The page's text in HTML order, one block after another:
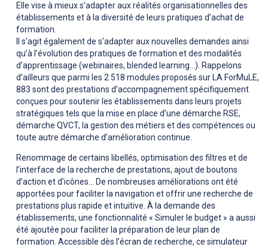
Elle vise à mieux s’adapter aux réalités organisationnelles des
établissements et à la diversité de leurs pratiques d’achat de
formation.
Il s’agit également de s’adapter aux nouvelles demandes ainsi
qu’à l’évolution des pratiques de formation et des modalités
d’apprentissage (webinaires, blended learning…). Rappelons
d’ailleurs que parmi les 2 518 modules proposés sur LA ForMuLE,
883 sont des prestations d’accompagnement spécifiquement
conçues pour soutenir les établissements dans leurs projets
stratégiques tels que la mise en place d’une démarche RSE,
démarche QVCT, la gestion des métiers et des compétences ou
toute autre démarche d’amélioration continue.
Renommage de certains libellés, optimisation des filtres et de
l’interface de la recherche de prestations, ajout de boutons
d’action et d’icônes… De nombreuses améliorations ont été
apportées pour faciliter la navigation et offrir une recherche de
prestations plus rapide et intuitive. À la demande des
établissements, une fonctionnalité « Simuler le budget » a aussi
été ajoutée pour faciliter la préparation de leur plan de
formation. Accessible dès l’écran de recherche, ce simulateur